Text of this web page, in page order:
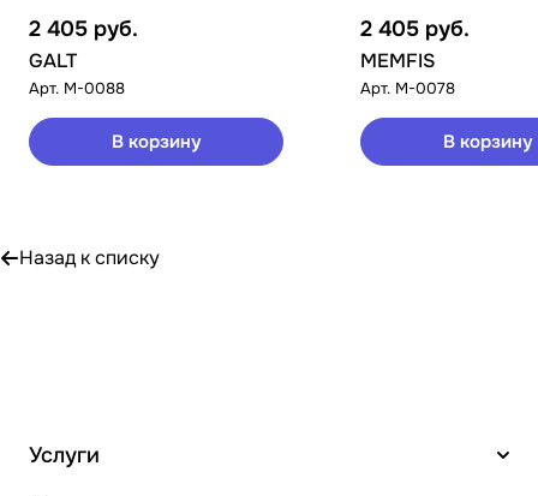
2 405 руб.
GALT
Арт. M-0088
В корзину
2 405 руб.
MEMFIS
Арт. M-0078
В корзину
Назад к списку
Услуги